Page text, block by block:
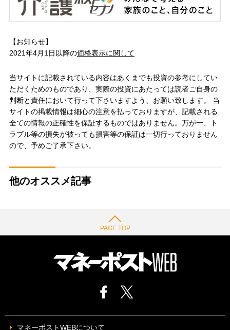
【お知らせ】
2021年4月1日以降の価格表示に関して
当サイトに記載されている内容はあくまでも投資の参考にしてい
ただくためのものであり、実際の投資にあたっては読者ご自身の
判断と責任において行って下さいますよう、お願い致します。 当
サイトの掲載情報は細心の注意を払っておりますが、記載される
全ての情報の正確性を保証するものではありません。万が一、ト
ラブル等の損失が被っても損害等の保証は一切行っておりません
ので、予めご了承下さい。
他のオススメ記事
PAGE TOP
マネーポストWEBについて